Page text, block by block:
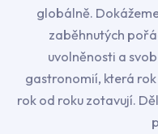
globálně.
zaběhnutých
uvolněnosti a
gastronomií, která rok
rok od roku zotavují.